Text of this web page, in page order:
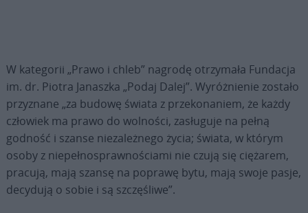
W kategorii „Prawo i chleb” nagrodę otrzymała Fundacja
im. dr. Piotra Janaszka „Podaj Dalej”. Wyróżnienie zostało
przyznane „za budowę świata z przekonaniem, że każdy
człowiek ma prawo do wolności, zasługuje na pełną
godność i szanse niezależnego życia; świata, w którym
osoby z niepełnosprawnościami nie czują się ciężarem,
pracują, mają szansę na poprawę bytu, mają swoje pasje,
decydują o sobie i są szczęśliwe”.